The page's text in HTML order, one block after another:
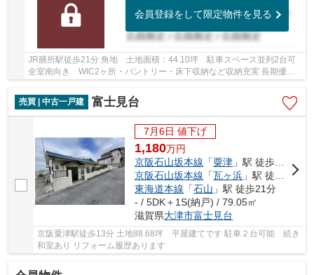
会員登録をして限定物件を見る
JR膳所駅徒歩21分 角地 土地面積：44.10坪 駐車スペース並列2台可
全室南向き WIC2ヶ所・パントリー・床下収納など収納充実 長期優良
売買 | 中古一戸建
富士見台
7月6日 値下げ
1,180万円
京阪石山坂本線 「粟津 」駅 徒歩13分
京阪石山坂本線 「瓦ヶ浜 」駅 徒歩17分
東海道本線 「石山 」駅 徒歩21分
- / 5DK＋1S(納戸) / 79.05㎡
滋賀県大津市富士見台
京阪粟津駅徒歩13分 土地88.68坪 平屋建てです 駐車２台可能 続き
和室あり リフォーム履歴あります